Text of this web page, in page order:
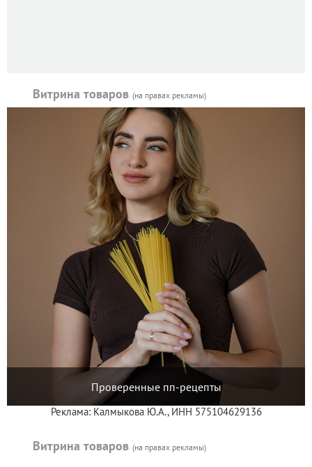
Витрина товаров (на правах рекламы)
Проверенные пп-рецепты
Реклама: Калмыкова Ю.А., ИНН 575104629136
Витрина товаров (на правах рекламы)